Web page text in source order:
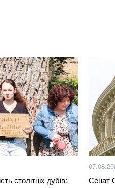
столітніх дубів:
Сенат